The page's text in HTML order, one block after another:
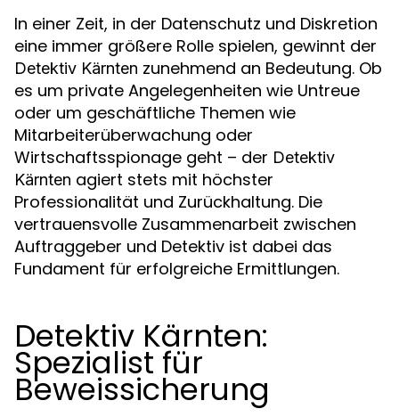
In einer Zeit, in der Datenschutz und Diskretion
eine immer größere Rolle spielen, gewinnt der
Detektiv Kärnten zunehmend an Bedeutung. Ob
es um private Angelegenheiten wie Untreue
oder um geschäftliche Themen wie
Mitarbeiterüberwachung oder
Wirtschaftsspionage geht – der Detektiv
Kärnten agiert stets mit höchster
Professionalität und Zurückhaltung. Die
vertrauensvolle Zusammenarbeit zwischen
Auftraggeber und Detektiv ist dabei das
Fundament für erfolgreiche Ermittlungen.
Detektiv Kärnten:
Spezialist für
Beweissicherung